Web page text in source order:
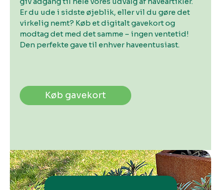
Er du ude i sidste øjeblik, eller vil du gøre det
virkelig nemt? Køb et digitalt gavekort og
modtag det med det samme – ingen ventetid!
Den perfekte gave til enhver haveentusiast.
Køb gavekort